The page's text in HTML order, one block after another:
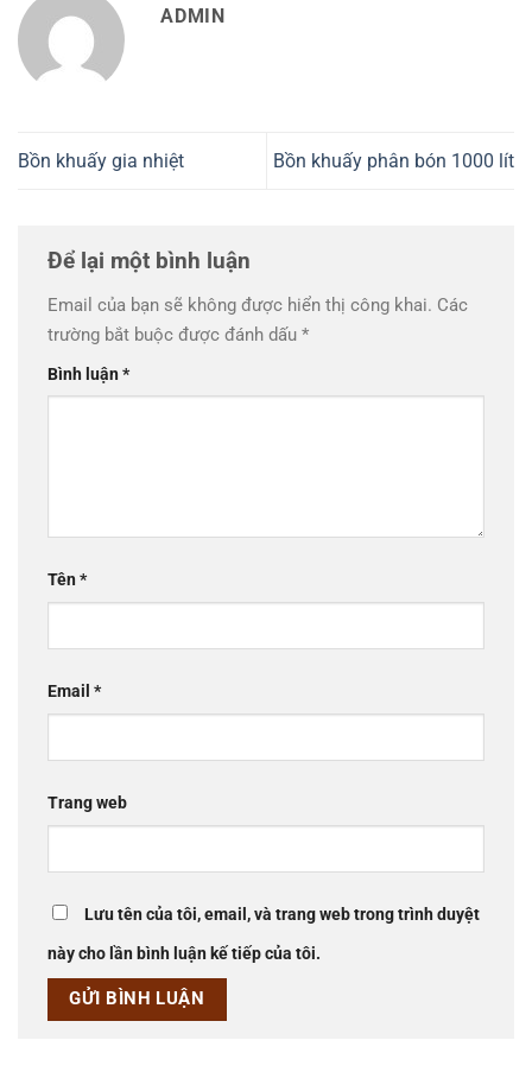
ADMIN
Bồn khuấy gia nhiệt Bồn khuấy phân bón 1000 lít
Để lại một bình luận
Email của bạn sẽ không được hiển thị công khai. Các
trường bắt buộc được đánh dấu *
Bình luận*
Tên*
Email *
Trang web
Lưu tên của tôi, email, và trang web trong trình duyệt
này cho lần bình luận kế tiếp của tôi.